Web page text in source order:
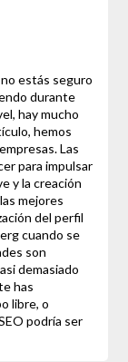
estás seguro
durante
hay mucho
hemos
Las
para impulsar
y la creación
mejores
del perfil
cuando se
son
demasiado
has
libre, o
podría ser